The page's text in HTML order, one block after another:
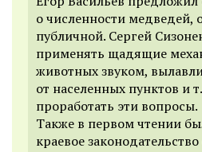
о численности медведей,
публичной. Сергей
применять щадящие
животных звуком,
от населенных пунктов и
проработать эти вопросы.
Также в первом чтении
краевое